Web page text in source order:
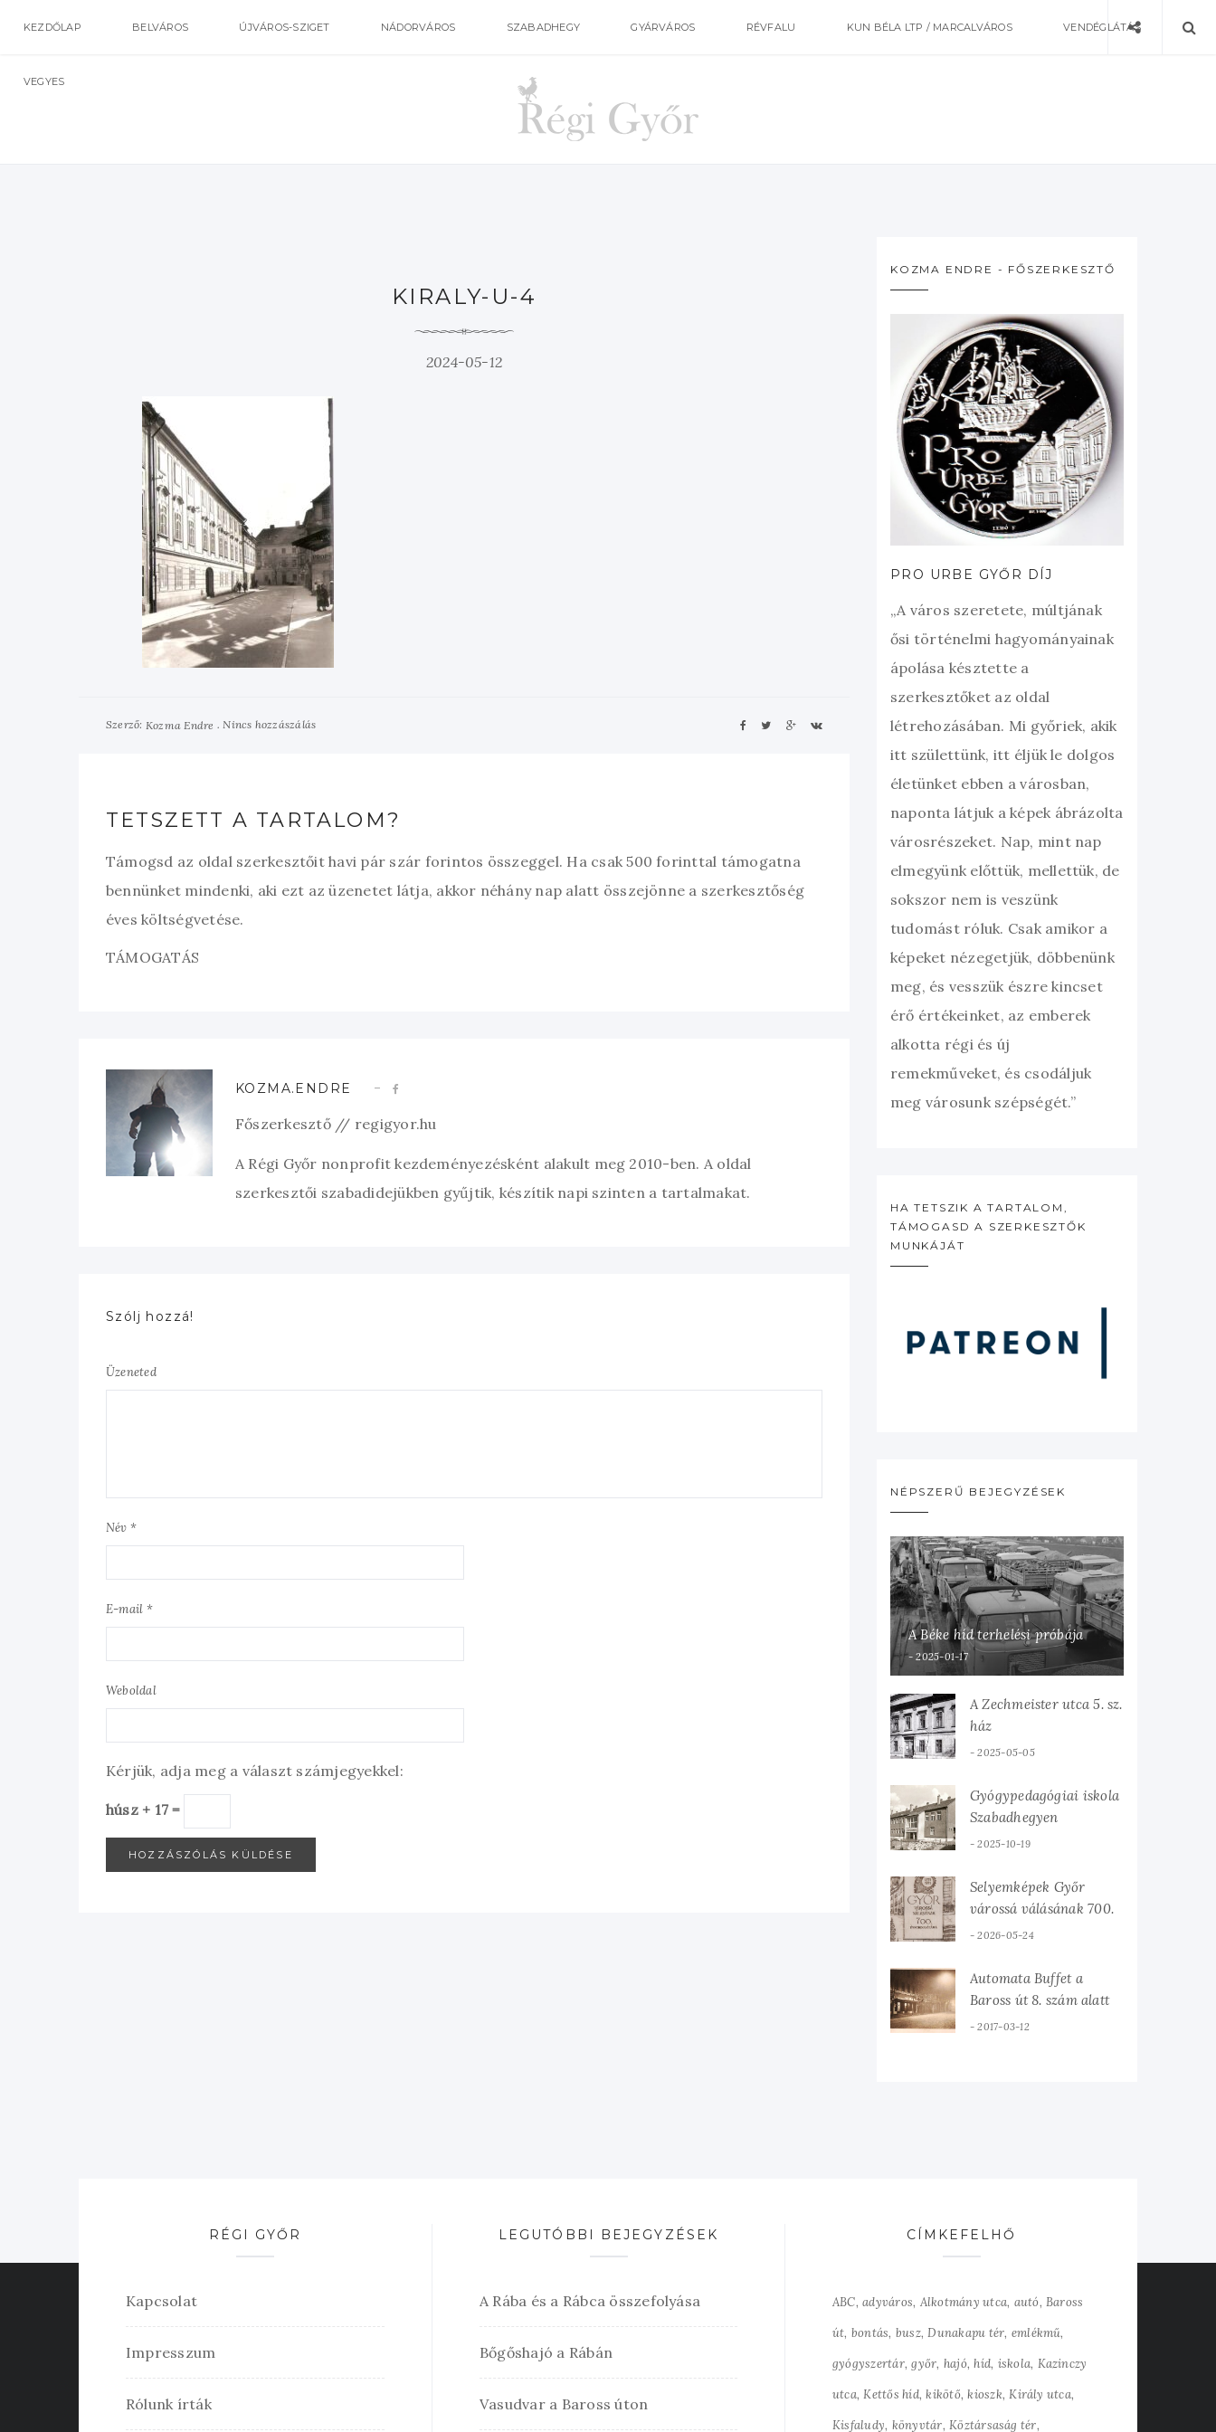
KEZDŐLAP BELVÁROS ÚJVÁROS-SZIGET NÁDORVÁROS SZABADHEGY GYÁRVÁROS RÉVFALU KUN BÉLA LTP / MARCALVÁROS VENDÉGLÁTÁS
VEGYES
KIRALY-U-4
2024-05-12
Szerző: Kozma Endre Nincs hozzászálás
TETSZETT A TARTALOM?
Támogsd az oldal szerkesztőit havi pár szár forintos összeggel. Ha csak 500 forinttal támogatna
bennünket mindenki, aki ezt az üzenetet látja, akkor néhány nap alatt összejönne a szerkesztőség
éves költségvetése.
TÁMOGATÁS
KOZMA.ENDRE
Főszerkesztő // regigyor.hu
A Régi Győr nonprofit kezdeményezésként alakult meg 2010-ben. A oldal
szerkesztői szabadidejükben gyűjtik, készítik napi szinten a tartalmakat.
Szólj hozzá!
Üzeneted
Név *
E-mail *
Weboldal
Kérjük, adja meg a választ számjegyekkel:
húsz + 17 =
KOZMA ENDRE - FŐSZERKESZTŐ
PRO URBE GYŐR DÍJ
„A város szeretete, múltjának
ősi történelmi hagyományainak
ápolása késztette a
szerkesztőket az oldal
létrehozásában. Mi győriek, akik
itt születtünk, itt éljük le dolgos
életünket ebben a városban,
naponta látjuk a képek ábrázolta
városrészeket. Nap, mint nap
elmegyünk előttük, mellettük, de
sokszor nem is veszünk
tudomást róluk. Csak amikor a
képeket nézegetjük, döbbenünk
meg, és vesszük észre kincset
érő értékeinket, az emberek
alkotta régi és új
remekműveket, és csodáljuk
meg városunk szépségét.”
HA TETSZIK A TARTALOM,
TÁMOGASD A SZERKESZTŐK
MUNKÁJÁT
NÉPSZERŰ BEJEGYZÉSEK
A Béke híd terhelési próbája
2025-01-17
A Zechmeister utca 5. sz.
ház
2025-05-05
Gyógypedagógiai iskola
Szabadhegyen
2025-10-19
Selyemképek Győr
várossá válásának 700.
évfordulójára
2026-05-24
Automata Buffet a
Baross út 8. szám alatt
2017-03-12
RÉGI GYŐR
Kapcsolat
Impresszum
Rólunk írták
LEGUTÓBBI BEJEGYZÉSEK
A Rába és a Rábca összefolyása
Bőgőshajó a Rábán
Vasudvar a Baross úton
CÍMKEFELHŐ
ABC adyváros Alkotmány utca autó Baross
út bontás busz Dunakapu tér emlékmű
gyógyszertár győr hajó híd iskola Kazinczy
utca Kettős híd kikötő kioszk Király utca
Kisfaludy könyvtár Köztársaság tér